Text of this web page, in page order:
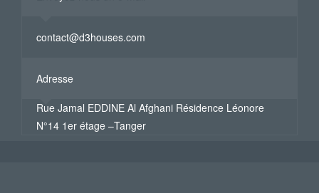
contact@d3houses.com
Adresse
Rue Jamal EDDINE Al Afghani Résidence Léonore
N°14 1er étage –Tanger